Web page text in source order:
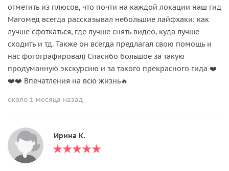
отметить из плюсов, что почти на каждой локации наш гид
Магомед всегда рассказывал небольшие лайфхаки: как
лучше сфоткаться, где лучше снять видео, куда лучше
сходить и тд. Также он всегда предлагал свою помощь и
нас фотографировал) Спасибо большое за такую
продуманную экскурсию и за такого прекрасного гида ❤️
❤️❤️ Впечатления на всю жизнь🔥
около 1 месяца назад
Ирина К.